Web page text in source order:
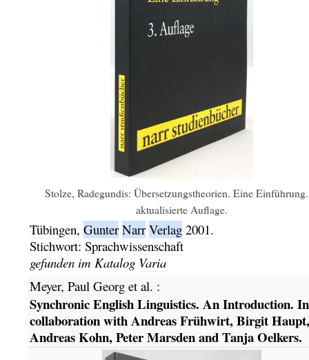
Stolze, Radegundis: Übersetzungstheorien. Eine
aktualisierte Auflage.
Tübingen, Gunter Narr Verlag 2001.
Stichwort: Sprachwissenschaft
gefunden im Katalog Varia
Meyer, Paul Georg et al. :
Synchronic English Linguistics. An Introduction. In
collaboration with Andreas Frühwirt, Birgit Haupt,
Andreas Kohn, Peter Marsden and Tanja Oelkers.